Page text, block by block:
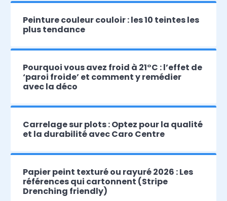
Peinture couleur couloir : les 10 teintes les
plus tendance
Pourquoi vous avez froid à 21°C : l’effet de
‘paroi froide’ et comment y remédier
avec la déco
Carrelage sur plots : Optez pour la qualité
et la durabilité avec Caro Centre
Papier peint texturé ou rayuré 2026 : Les
références qui cartonnent (Stripe
Drenching friendly)